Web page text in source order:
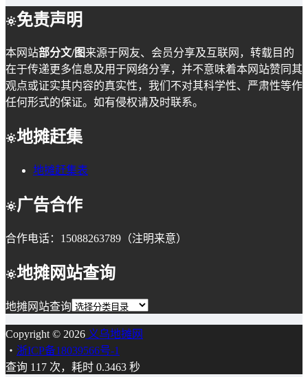
免责声明
本网站部分文/图来源于网友、会员分享及互联网，转载目的
在于传递更多信息及用于网络分享，并不意味着本网站赞同其
观点或证实其内容的真实性，我们不对其科学性、严肃性等作
任何形式的保证。如有侵权请及时联系。
地摊赶集
地摊赶集表
广告合作
合作电话：15088263789（注明来意）
地摊网站查询
地摊网站查询
Copyright © 2026 义乌地摊网
・ 浙ICP备18039566号-1
查询 117 次，耗时 0.3463 秒